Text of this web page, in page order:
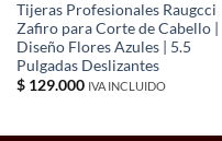
Tijeras Profesionales Raugcci
Zafiro para Corte de Cabello |
Diseño Flores Azules | 5.5
Pulgadas Deslizantes
$129.000 IVA INCLUIDO